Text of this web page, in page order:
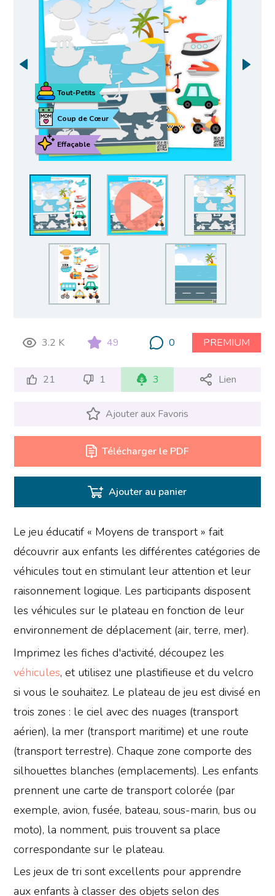
Effaçable
Coup de Cœur
Tout-Petits
3.2 K 49 0 PREMIUM
21 1 3 Lien
Ajouter aux Favoris
Télécharger le PDF
Ajouter au panier
Le jeu éducatif « Moyens de transport » fait
découvrir aux enfants les différentes catégories de
véhicules tout en stimulant leur attention et leur
raisonnement logique. Les participants disposent
les véhicules sur le plateau en fonction de leur
environnement de déplacement (air, terre, mer).
Imprimez les fiches d'activité, découpez les
véhicules, et utilisez une plastifieuse et du velcro
si vous le souhaitez. Le plateau de jeu est divisé en
trois zones : le ciel avec des nuages (transport
aérien), la mer (transport maritime) et une route
(transport terrestre). Chaque zone comporte des
silhouettes blanches (emplacements). Les enfants
prennent une carte de transport colorée (par
exemple, avion, fusée, bateau, sous-marin, bus ou
moto), la nomment, puis trouvent sa place
correspondante sur le plateau.
Les jeux de tri sont excellents pour apprendre
aux enfants à classer des objets selon des